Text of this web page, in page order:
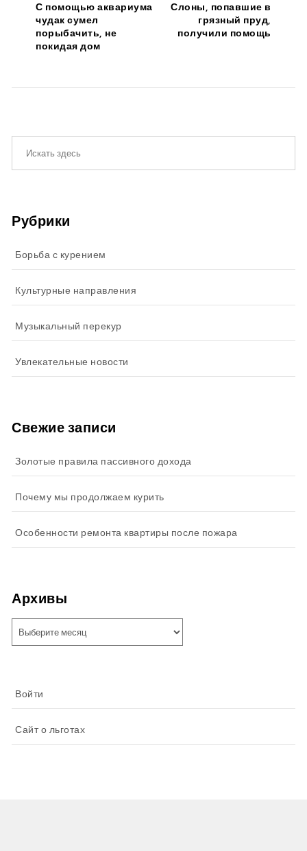
С помощью аквариума
чудак сумел
порыбачить, не
покидая дом
Слоны, попавшие в
грязный пруд,
получили помощь
Рубрики
Борьба с курением
Культурные направления
Музыкальный перекур
Увлекательные новости
Свежие записи
Золотые правила пассивного дохода
Почему мы продолжаем курить
Особенности ремонта квартиры после пожара
Архивы
Войти
Сайт о льготах